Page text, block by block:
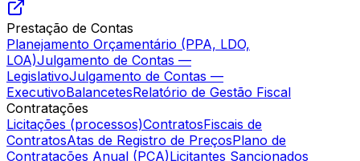
Prestação de Contas
Planejamento Orçamentário (PPA, LDO,
LOA)Julgamento de Contas —
LegislativoJulgamento de Contas —
ExecutivoBalancetesRelatório de Gestão Fiscal
Contratações
Licitações (processos)ContratosFiscais de
ContratosAtas de Registro de PreçosPlano de
Contratações Anual (PCA)Licitantes Sancionados